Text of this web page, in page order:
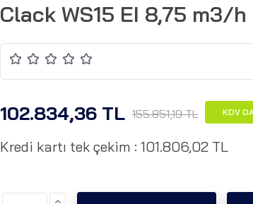
Clack WS15 EI 8,75 m3/
102.834,36 TL 155.851,19 TL KDV
Kredi kartı tek çekim : 101.806,02 TL